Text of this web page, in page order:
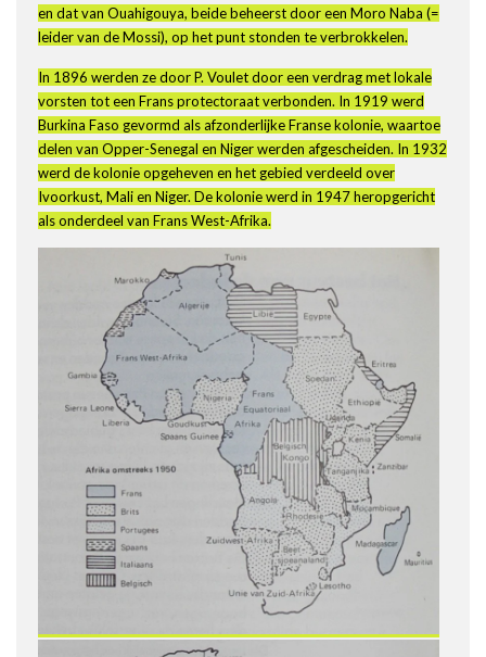
en dat van Ouahigouya, beide beheerst door een Moro Naba (=
leider van de Mossi), op het punt stonden te verbrokkelen.
In 1896 werden ze door P. Voulet door een verdrag met lokale
vorsten tot een Frans protectoraat verbonden. In 1919 werd
Burkina Faso gevormd als afzonderlijke Franse kolonie, waartoe
delen van Opper-Senegal en Niger werden afgescheiden. In 1932
werd de kolonie opgeheven en het gebied verdeeld over
Ivoorkust, Mali en Niger. De kolonie werd in 1947 heropgericht
als onderdeel van Frans West-Afrika.